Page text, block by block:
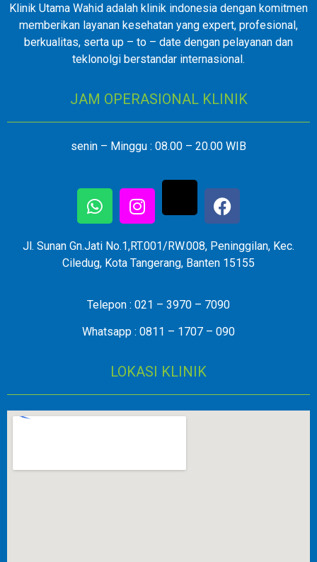
Klinik Utama Wahid adalah klinik indonesia dengan komitmen
memberikan layanan kesehatan yang expert, profesional,
berkualitas, serta up – to – date dengan pelayanan dan
teklonolgi berstandar internasional.
JAM OPERASIONAL KLINIK
senin – Minggu : 08.00 – 20.00 WIB
Jl. Sunan Gn.Jati No.1,RT.001/RW.008, Peninggilan, Kec.
Ciledug, Kota Tangerang, Banten 15155
Telepon : 021 – 3970 – 7090
Whatsapp : 0811 – 1707 – 090
LOKASI KLINIK